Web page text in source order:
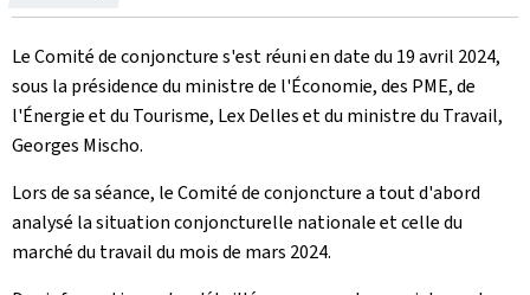
le
Le Comité de conjoncture s'est réuni en date du 19 avril 2024,
sous la présidence du ministre de l'Économie, des PME, de
l'Énergie et du Tourisme, Lex Delles et du ministre du Travail,
Georges Mischo.
Lors de sa séance, le Comité de conjoncture a tout d'abord
analysé la situation conjoncturelle nationale et celle du
marché du travail du mois de mars 2024.